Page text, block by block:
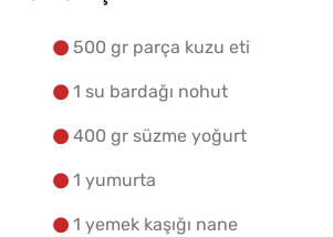
500 gr parça kuzu eti
1 su bardağı nohut
400 gr süzme yoğurt
1 yumurta
1 yemek kaşığı nane